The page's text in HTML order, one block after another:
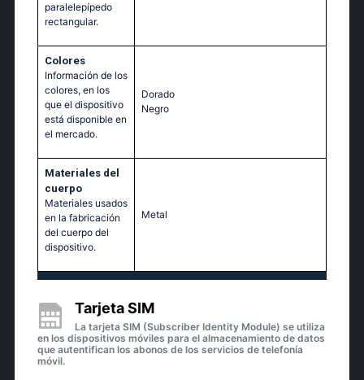
paralelepípedo
rectangular.
Colores
Información de los
colores, en los
que el dispositivo
está disponible en
el mercado.
Dorado
Negro
Materiales del
cuerpo
Materiales usados
en la fabricación
del cuerpo del
dispositivo.
Metal
Tarjeta SIM
La tarjeta SIM (Subscriber Identity Module) se utiliza
en los dispositivos móviles para el almacenamiento de datos
que autentifican los abonos de los servicios de telefonía
móvil.